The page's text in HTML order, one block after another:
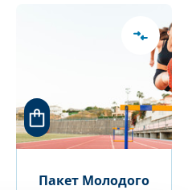
Пакет Молодого